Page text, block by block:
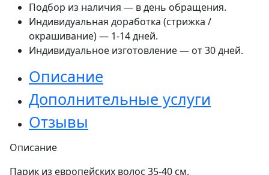
Подбор из наличия — в день обращения.
Индивидуальная доработка (стрижка /
окрашивание) — 1-14 дней.
Индивидуальное изготовление — от 30 дней.
Описание
Дополнительные услуги
Отзывы
Описание
Парик из европейских волос 35-40 см.